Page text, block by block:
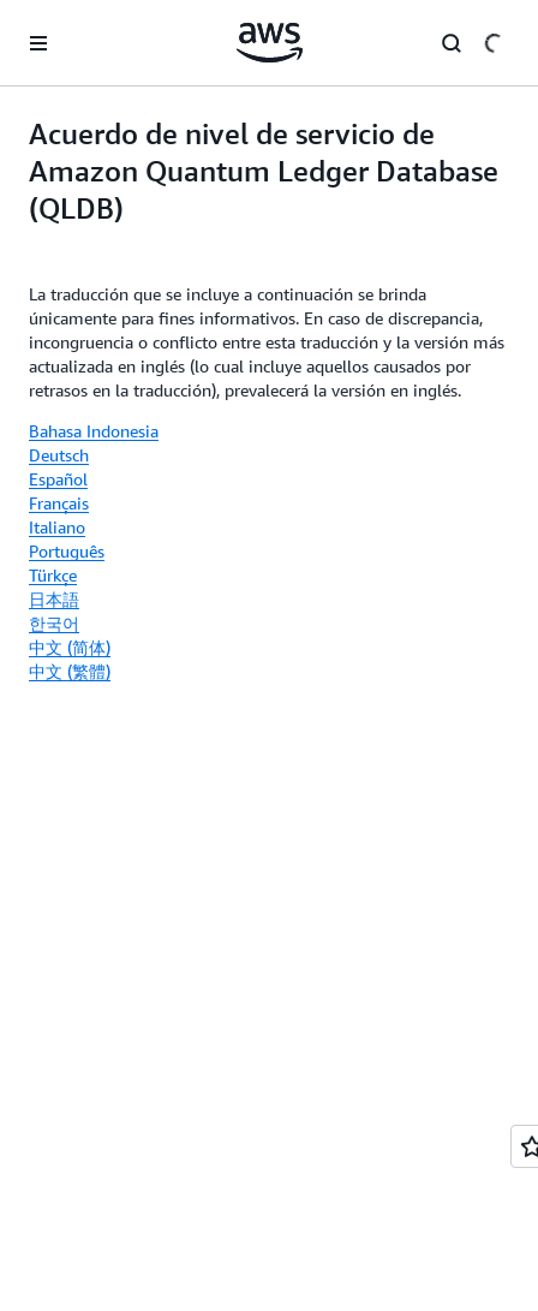
Acuerdo de nivel de servicio de
Amazon Quantum Ledger Database
(QLDB)
La traducción que se incluye a continuación se brinda
únicamente para fines informativos. En caso de discrepancia,
incongruencia o conflicto entre esta traducción y la versión más
actualizada en inglés (lo cual incluye aquellos causados por
retrasos en la traducción), prevalecerá la versión en inglés.
Bahasa Indonesia
Deutsch
Español
Français
Italiano
Português
Türkçe
日本語
한국어
中文 (简体)
中文 (繁體)